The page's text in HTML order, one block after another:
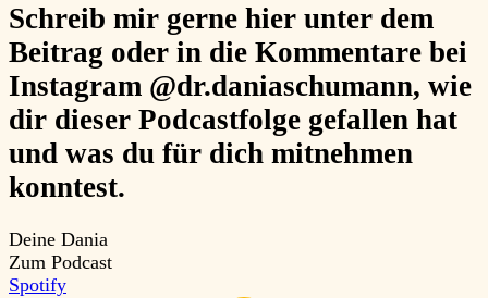
Schreib mir gerne hier unter dem
Beitrag oder in die Kommentare bei
Instagram @dr.daniaschumann, wie
dir dieser Podcastfolge gefallen hat
und was du für dich mitnehmen
konntest.
Deine Dania
Zum Podcast
Spotify